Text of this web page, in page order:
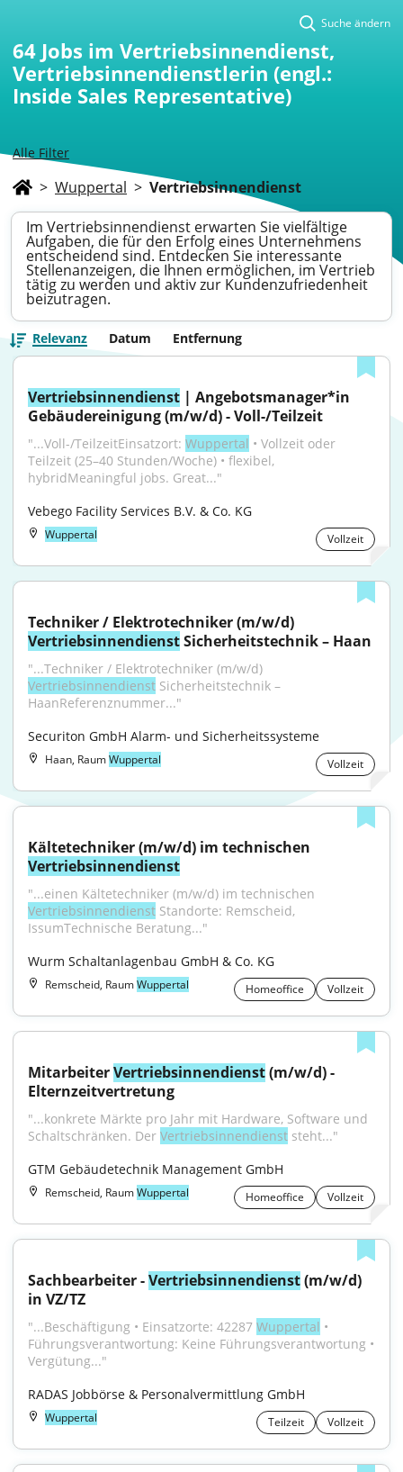
Alle Filter
Suche ändern
64 Jobs im Vertriebsinnendienst,
Vertriebsinnendienstlerin (engl.:
Inside Sales Representative)
> Wuppertal > Vertriebsinnendienst
Im Vertriebsinnendienst erwarten Sie vielfältige
Aufgaben, die für den Erfolg eines Unternehmens
entscheidend sind. Entdecken Sie interessante
Stellenanzeigen, die Ihnen ermöglichen, im Vertrieb
tätig zu werden und aktiv zur Kundenzufriedenheit
beizutragen.
Relevanz Datum Entfernung
Vertriebsinnendienst | Angebotsmanager*in
Gebäudereinigung (m/w/d) - Voll-/Teilzeit
"...Voll-/TeilzeitEinsatzort: Wuppertal • Vollzeit oder
Teilzeit (25–40 Stunden/Woche) • flexibel,
hybridMeaningful jobs. Great..."
Vebego Facility Services B.V. & Co. KG
Wuppertal Vollzeit
Vertriebsinnendienst Sicherheitstechnik – Haan
Vertriebsinnendienst Sicherheitstechnik –
HaanReferenznummer..."
Securiton GmbH Alarm- und Sicherheitssysteme
Haan, RaumWuppertal Vollzeit
Vertriebsinnendienst
Vertriebsinnendienst Standorte: Remscheid,
IssumTechnische Beratung..."
Wurm Schaltanlagenbau GmbH & Co. KG
Remscheid, RaumWuppertal Homeoffice Vollzeit
Mitarbeiter Vertriebsinnendienst (m/w/d) -
Elternzeitvertretung
"...konkrete Märkte pro Jahr mit Hardware, Software und
Schaltschränken. Der Vertriebsinnendienst steht..."
GTM Gebäudetechnik Management GmbH
Remscheid, RaumWuppertal Homeoffice Vollzeit
Sachbearbeiter - Vertriebsinnendienst (m/w/d)
in VZ/TZ
"...Beschäftigung • Einsatzorte: 42287 Wuppertal •
Führungsverantwortung: Keine Führungsverantwortung •
Vergütung..."
RADAS Jobbörse & Personalvermittlung GmbH
Wuppertal Teilzeit Vollzeit